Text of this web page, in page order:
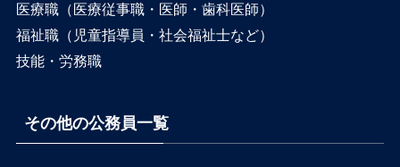
医療職（医療従事職・医師・歯科医師）
福祉職（児童指導員・社会福祉士など）
技能・労務職
その他の公務員一覧